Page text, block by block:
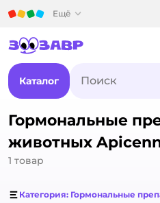
Ещё
Каталог
Гормональные
животных
1 товар
Категория: Гормональные